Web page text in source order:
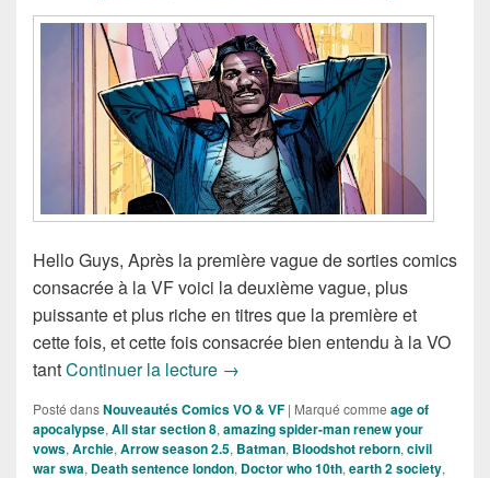
Hello Guys, Après la première vague de sorties comics
consacrée à la VF voici la deuxième vague, plus
puissante et plus riche en titres que la première et
cette fois, et cette fois consacrée bien entendu à la VO
tantContinuer la lecture Sorties des Comics VO de la
→
Posté dansNouveautés Comics VO & VF | Marqué comme age of
apocalypse, All star section 8, amazing spider-man renew your
vows, Archie, Arrow season 2.5, Batman, Bloodshot reborn, civil
war swa, Death sentence london, Doctor who 10th, earth 2 society,